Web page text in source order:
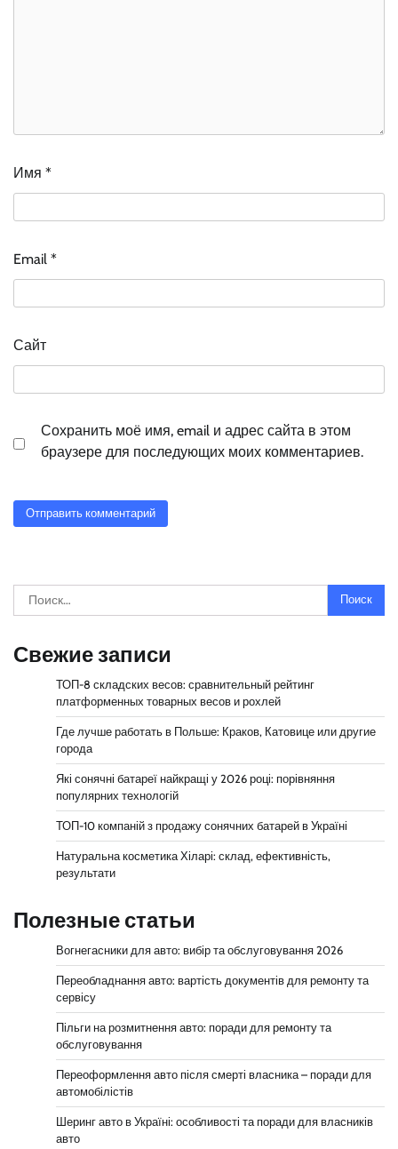
Имя *
Email *
Сайт
Сохранить моё имя, email и адрес сайта в этом
браузере для последующих моих комментариев.
Найти:
Свежие записи
ТОП-8 складских весов: сравнительный рейтинг
платформенных товарных весов и рохлей
Где лучше работать в Польше: Краков, Катовице или другие
города
Які сонячні батареї найкращі у 2026 році: порівняння
популярних технологій
ТОП-10 компаній з продажу сонячних батарей в Україні
Натуральна косметика Хіларі: склад, ефективність,
результати
Полезные статьи
Вогнегасники для авто: вибір та обслуговування 2026
Переобладнання авто: вартість документів для ремонту та
сервісу
Пільги на розмитнення авто: поради для ремонту та
обслуговування
Переоформлення авто після смерті власника – поради для
автомобілістів
Шеринг авто в Україні: особливості та поради для власників
авто